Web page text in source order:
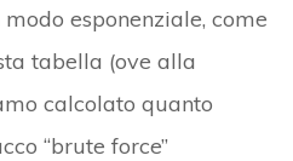
esponenziale, come
tabella (ove alla
calcolato quanto
“brute force”